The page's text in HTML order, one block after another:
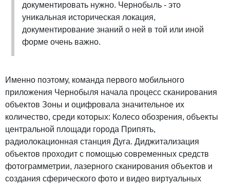
документировать нужно. Чернобыль - это
уникальная историческая локация,
документирование знаний о ней в той или иной
форме очень важно.
Именно поэтому, команда первого мобильного
приложения Чернобыля начала процесс сканирования
объектов Зоны и оцифровала значительное их
количество, среди которых: Колесо обозрения, объекты
центральной площади города Припять,
радиолокационная станция Дуга. Диджитализация
объектов проходит с помощью современных средств
фотограмметрии, лазерного сканирования объектов и
создания сферического фото и видео виртуальных